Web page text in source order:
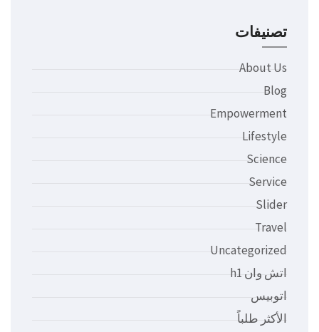
تصنيفات
About Us
Blog
Empowerment
Lifestyle
Science
Service
Slider
Travel
Uncategorized
اتش وان h1
اتوبيس
الأكثر طلباً